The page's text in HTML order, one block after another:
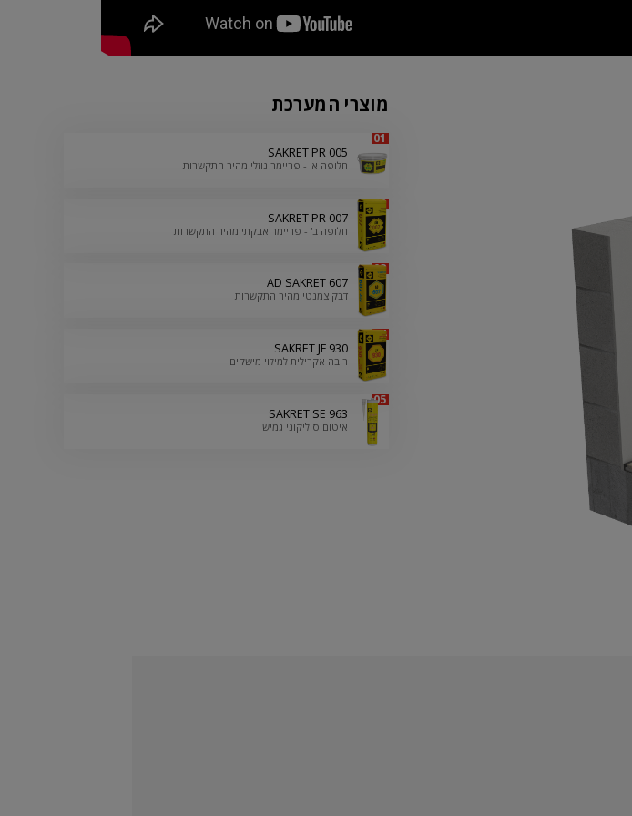
מוצרי המערכת
01
SAKRET PR 005
חלופה א' - פריימר נוזלי מהיר התקשרות
02
SAKRET PR 007
חלופה ב' - פריימר אבקתי מהיר התקשרות
03
607 AD SAKRET
דבק צמנטי מהיר התקשרות
04
SAKRET JF 930
רובה אקרילית למילוי מישקים
05
SAKRET SE 963
איטום סיליקוני גמיש